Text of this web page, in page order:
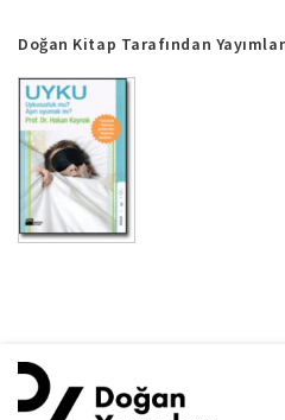
Doğan Kitap Tarafından